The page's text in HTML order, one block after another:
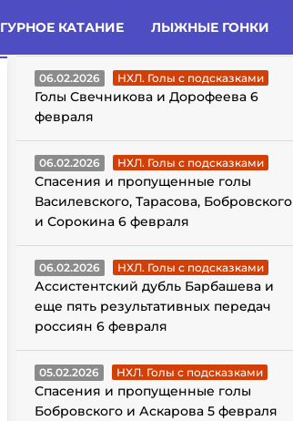
КАТАНИЕ ЛЫЖНЫЕ ГОНКИ
ГОЛЫ С ПОДСКАЗКАМИ
06.02.2026 НХЛ. Голы с подсказками
Голы Свечникова и Дорофеева 6
февраля
06.02.2026 НХЛ. Голы с подсказками
Спасения и пропущенные голы
Василевского, Тарасова, Бобровского
и Сорокина 6 февраля
06.02.2026 НХЛ. Голы с подсказками
Ассистентский дубль Барбашева и
еще пять результативных передач
россиян 6 февраля
05.02.2026 НХЛ. Голы с подсказками
Спасения и пропущенные голы
Бобровского и Аскарова 5 февраля